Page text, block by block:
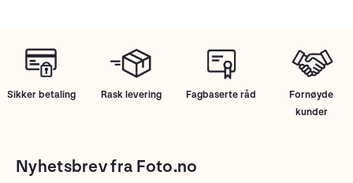
Sikker betaling Rask levering Fagbaserte råd
Fornøyde
kunder
Nyhetsbrev fra Foto.no